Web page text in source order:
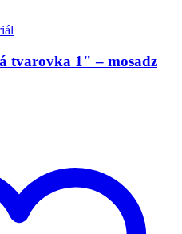
tvarovka 1" – mosadz